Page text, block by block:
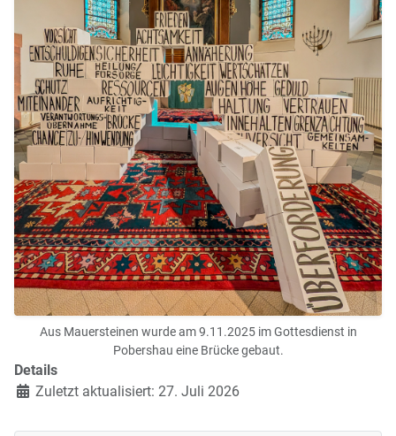
Aus Mauersteinen wurde am 9.11.2025 im Gottesdienst in
Pobershau eine Brücke gebaut.
Details
Zuletzt aktualisiert: 27. Juli 2026